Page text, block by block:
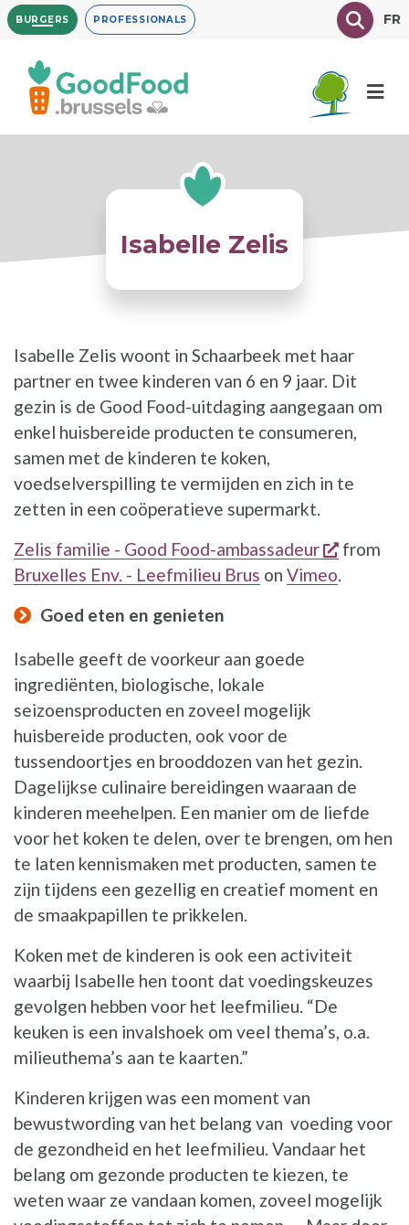
Overslaan
en
inhoud
gaan
BURGERS PROFESSIONALS TexteFR
Isabelle Zelis
Isabelle Zelis woont in Schaarbeek met haar
partner en twee kinderen van 6 en 9 jaar. Dit
gezin is de Good Food-uitdaging aangegaan om
enkel huisbereide producten te consumeren,
samen met de kinderen te koken,
voedselverspilling te vermijden en zich in te
zetten in een coöperatieve supermarkt.
Zelis familie - Good Food-ambassadeur
opent
from
Bruxelles Env. - Leefmilieu Brus on Vimeo.
Goed eten en genieten
Isabelle geeft de voorkeur aan goede
ingrediënten, biologische, lokale
seizoensproducten en zoveel mogelijk
huisbereide producten, ook voor de
tussendoortjes en brooddozen van het gezin.
Dagelijkse culinaire bereidingen waaraan de
kinderen meehelpen. Een manier om de liefde
voor het koken te delen, over te brengen, om hen
te laten kennismaken met producten, samen te
zijn tijdens een gezellig en creatief moment en
de smaakpapillen te prikkelen.
Koken met de kinderen is ook een activiteit
waarbij Isabelle hen toont dat voedingskeuzes
gevolgen hebben voor het leefmilieu. “De
keuken is een invalshoek om veel thema’s, o.a.
milieuthema’s aan te kaarten.”
Kinderen krijgen was een moment van
bewustwording van het belang van voeding voor
de gezondheid en het leefmilieu. Vandaar het
belang om gezonde producten te kiezen, te
weten waar ze vandaan komen, zoveel mogelijk